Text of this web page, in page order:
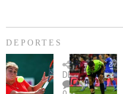
DEPORTES
Billie
Jean
King
DEPORTES